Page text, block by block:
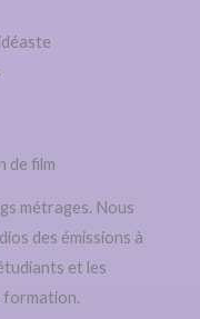
de film
métrages. Nous
des émissions à
et les
formation.